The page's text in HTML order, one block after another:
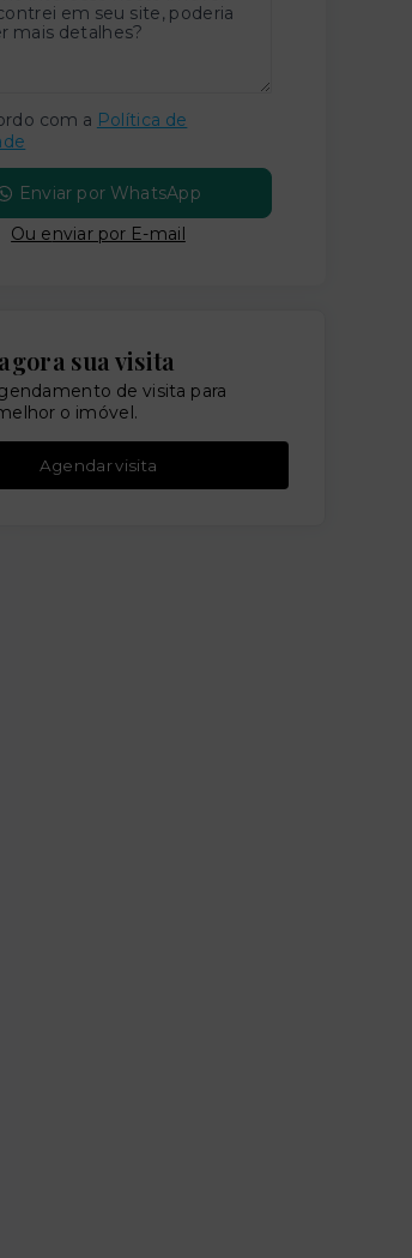
com a Política de
Enviar por WhatsApp
Ou enviar por E-mail
sua visita
de visita para
o imóvel.
Agendar visita